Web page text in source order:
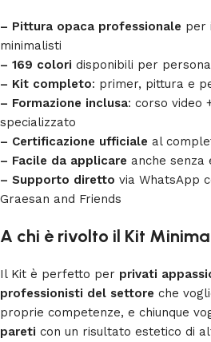
– Pittura opaca professionale per
minimalisti
– 169 colori disponibili per
– Kit completo: primer, pittura e
– Formazione inclusa: corso video
specializzato
– Certificazione ufficiale al
– Facile da applicare anche senza
– Supporto diretto via WhatsApp
Graesan and Friends
A chi è rivolto il Kit
Il Kit è perfetto per privati
professionisti del settore che
proprie competenze, e chiunque
pareti con un risultato estetico di